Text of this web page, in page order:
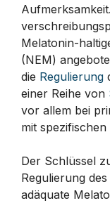
Melatonin-
(NEM)
die Regulierung
einer Reihe von
vor allem bei
mit
Der Schlüssel
Regulierung
adäquate